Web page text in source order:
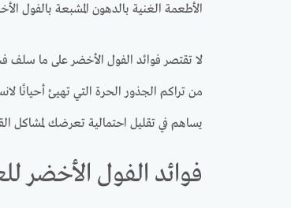
الأطعمة الغنية بالدهون المشبعة
لا تقتصر فوائد الفول الأخضر على ما سلف
من تراكم الجذور الحرة التي تهيئ أحيانًا
يساهم في تقليل احتمالية تعرضك لمشاكل
فوائد الفول الأخضر